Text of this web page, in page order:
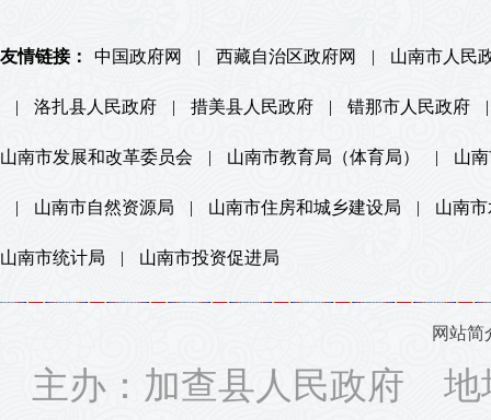
友情链接： 中国政府网 | 西藏自治区政府网 | 山南市人民
| 洛扎县人民政府 | 措美县人民政府 | 错那市人民政府 |
山南市发展和改革委员会 | 山南市教育局（体育局） | 山
| 山南市自然资源局 | 山南市住房和城乡建设局 | 山南
山南市统计局 | 山南市投资促进局
网站简
主办：加查县人民政府 地